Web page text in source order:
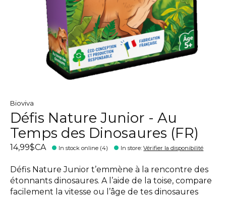
Bioviva
Défis Nature Junior - Au
Temps des Dinosaures (FR)
14,99$CA In stock online (4) In store:Vérifier la disponibilité
Défis Nature Junior t’emmène à la rencontre des
étonnants dinosaures. A l’aide de la toise, compare
facilement la vitesse ou l’âge de tes dinosaures